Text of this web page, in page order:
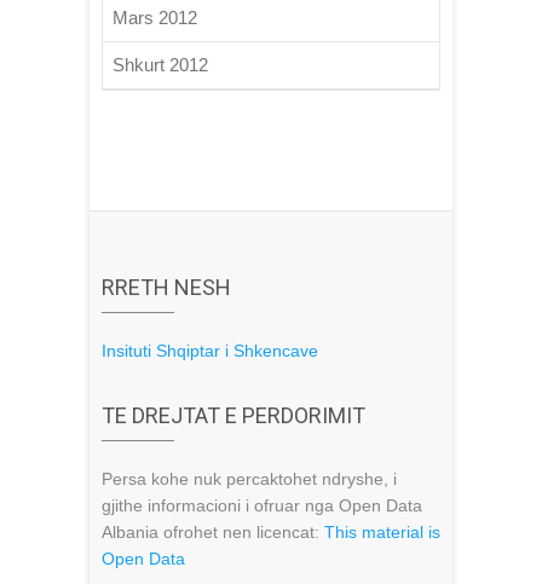
Mars 2012
Shkurt 2012
RRETH NESH
Insituti Shqiptar i Shkencave
TE DREJTAT E PERDORIMIT
Persa kohe nuk percaktohet ndryshe, i
gjithe informacioni i ofruar nga Open Data
Albania ofrohet nen licencat: This material is
Open Data